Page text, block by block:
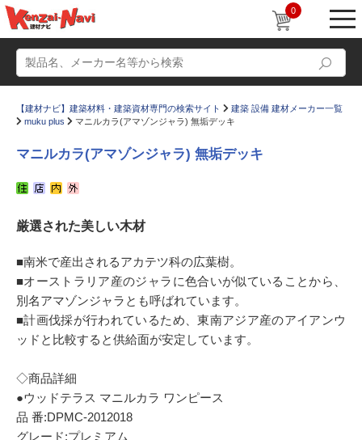
0
かたなび
すまいリング 設計士インタビュー
Q＆A 販売・施工代理店募集
お気に入り
【建材ナビ】建築材料・建築資材専門の検索サイト
建築 設備 建材メーカー一覧
muku plus
マニルカラ(アマゾンジャラ) 無垢デッキ
マニルカラ(アマゾンジャラ) 無垢デッキ
厳選された美しい木材
■南米で産出されるアカテツ科の広葉樹。
■オーストラリア産のジャラに色合いが似ていることから、
別名アマゾンジャラとも呼ばれています。
■計画伐採が行われているため、東南アジア産のアイアンウ
ッドと比較すると供給面が安定しています。
◇商品詳細
●ウッドテラス マニルカラ ワンピース
品 番:DPMC-2012018
グレード:プレミアム